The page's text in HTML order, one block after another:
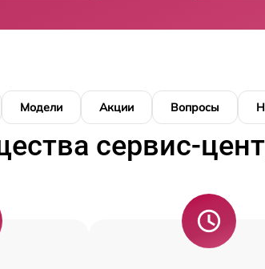
Модели Акции Вопросы
сервис-